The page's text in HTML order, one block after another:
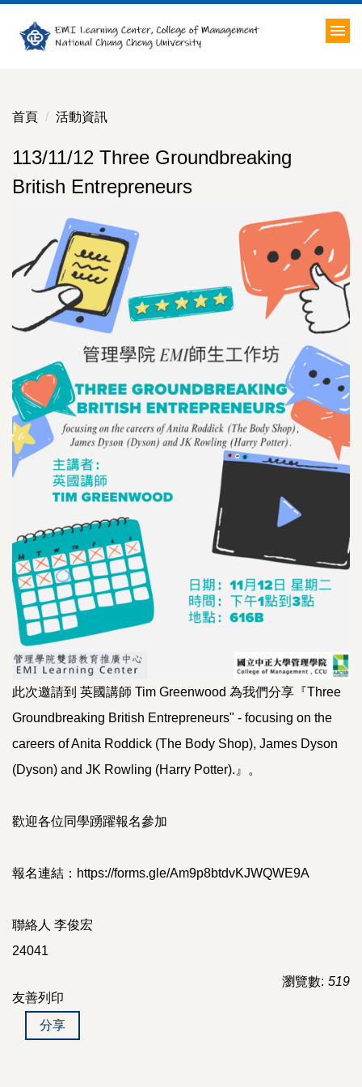
到
容
首頁 活動資訊
113/11/12 Three Groundbreaking
British Entrepreneurs
此次邀請到 英國講師 Tim Greenwood 為我們分享『Three
Groundbreaking British Entrepreneurs" - focusing on the
careers of Anita Roddick (The Body Shop), James Dyson
(Dyson) and JK Rowling (Harry Potter).』。
歡迎各位同學踴躍報名參加
報名連結：https://forms.gle/Am9p8btdvKJWQWE9A
聯絡人 李俊宏
24041
瀏覽數: 519
友善列印
分享